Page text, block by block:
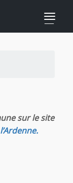
—
sur le site